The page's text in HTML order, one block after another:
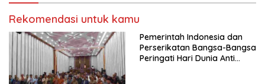
RUU Ketenagakerjaan Baru.
Rekomendasi untuk kamu
Pemerintah Indonesia dan
Perserikatan Bangsa-Bangsa
Peringati Hari Dunia Anti